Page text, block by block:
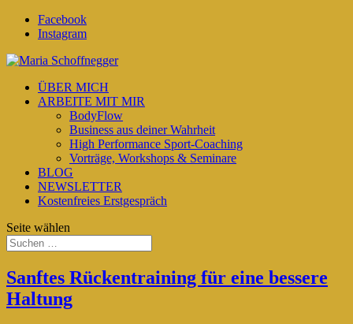
Facebook
Instagram
ÜBER MICH
ARBEITE MIT MIR
BodyFlow
Business aus deiner Wahrheit
High Performance Sport-Coaching
Vorträge, Workshops & Seminare
BLOG
NEWSLETTER
Kostenfreies Erstgespräch
Seite wählen
Sanftes Rückentraining für eine bessere
Haltung